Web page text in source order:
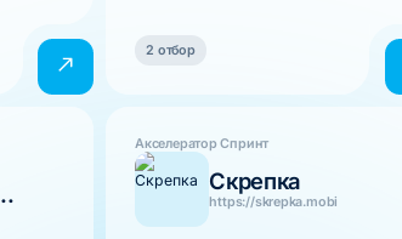
2 отбор
Акселератор Спринт
Скрепка
https://skrepka.mobi